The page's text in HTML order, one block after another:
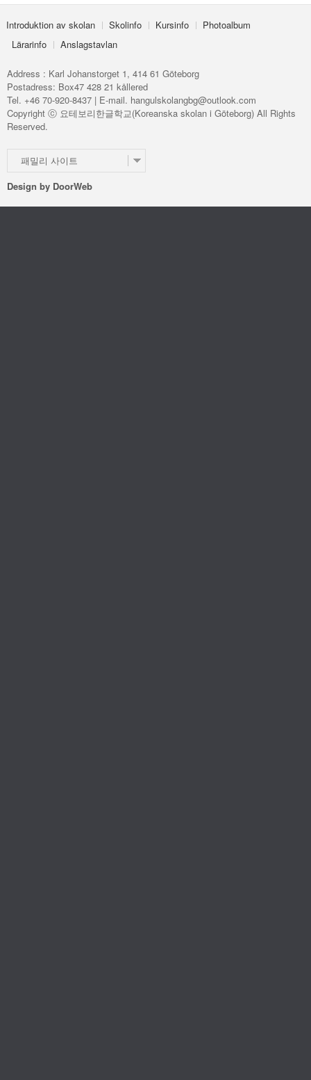
Introduktion av skolan Skolinfo Kursinfo
Photoalbum
Lärarinfo
Anslagstavlan
Address : Karl Johanstorget 1, 414 61 Göteborg
Postadress: Box47 428 21 kållered
Tel. +46 70-920-8437 | E-mail. hangulskolangbg@outlook.com
Copyright ⓒ 요테보리한글학교(Koreanska skolan i Göteborg) All Rights
Reserved.
패밀리 사이트
Design by DoorWeb